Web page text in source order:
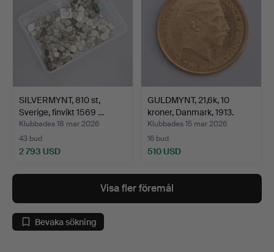
SILVERMYNT, 810 st,
Sverige, finvikt 1569 …
Klubbades 18 mar 2026
43 bud
2 793 USD
GULDMYNT, 21,6k, 10
kroner, Danmark, 1913.
Klubbades 15 mar 2026
16 bud
510 USD
Visa fler föremål
Bevaka sökning